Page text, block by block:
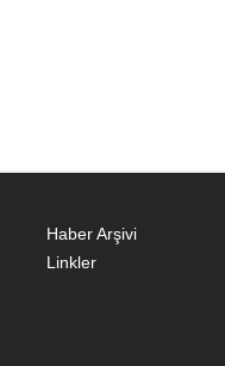
Haber Arşivi
Linkler